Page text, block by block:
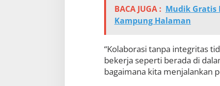
BACA JUGA : Mudik Gratis
Kampung Halaman
“Kolaborasi tanpa integritas
bekerja seperti berada di
bagaimana kita menjalankan